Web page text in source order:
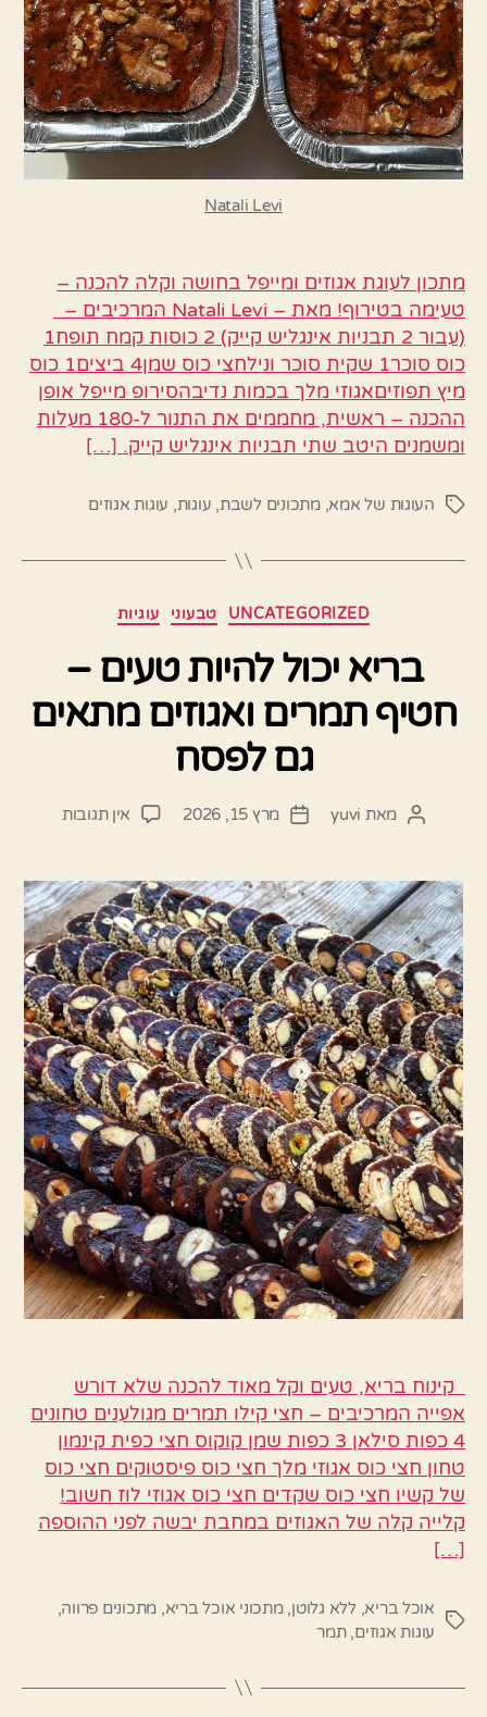
Natali Levi
מתכון לעוגת אגוזים ומייפל בחושה וקלה להכנה –
טעימה בטירוף! מאת – Natali Levi המרכיבים –
(עבור 2 תבניות אינגליש קייק) 2 כוסות קמח תופח1
כוס סוכר1 שקית סוכר ונילחצי כוס שמן4 ביצים1 כוס
מיץ תפוזיםאגוזי מלך בכמות נדיבהסירופ מייפל אופן
ההכנה – ראשית, מחממים את התנור ל-180 מעלות
ומשמנים היטב שתי תבניות אינגליש קייק. […]
תגיותהעוגות של אמא,מתכונים לשבת, עוגות, עוגות אגוזים
קטגוריותUNCATEGORIZED טבעוני עוגיות
בריא יכול להיות טעים –
חטיף תמרים ואגוזים מתאים
גם לפסח
המחבר
מאת yuvi
תאריך
מרץ 15, 2026 אין תגובות
להיות
טעים
–
חטיף
תמרים
ואגוזים
מתאים
גם
לפסח
קינוח בריא, טעים וקל מאוד להכנה שלא דורש
אפייה המרכיבים – חצי קילו תמרים מגולענים טחונים
4 כפות סילאן 3 כפות שמן קוקוס חצי כפית קינמון
טחון חצי כוס אגוזי מלך חצי כוס פיסטוקים חצי כוס
של קשיו חצי כוס שקדים חצי כוס אגוזי לוז חשוב!
קלייה קלה של האגוזים במחבת יבשה לפני ההוספה
[…]
תגיות
אוכל בריא,ללא גלוטן,מתכוני אוכל בריא, מתכונים פרווה,
עוגות אגוזים,תמר